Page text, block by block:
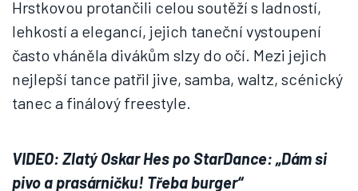
Hrstkovou protančili celou soutěží s ladností,
lehkostí a elegancí, jejich taneční vystoupení
často vháněla divákům slzy do očí. Mezi jejich
nejlepší tance patřil jive, samba, waltz, scénický
tanec a finálový freestyle.
VIDEO: Zlatý Oskar Hes po StarDance: „Dám si
pivo a prasárničku! Třeba burger“